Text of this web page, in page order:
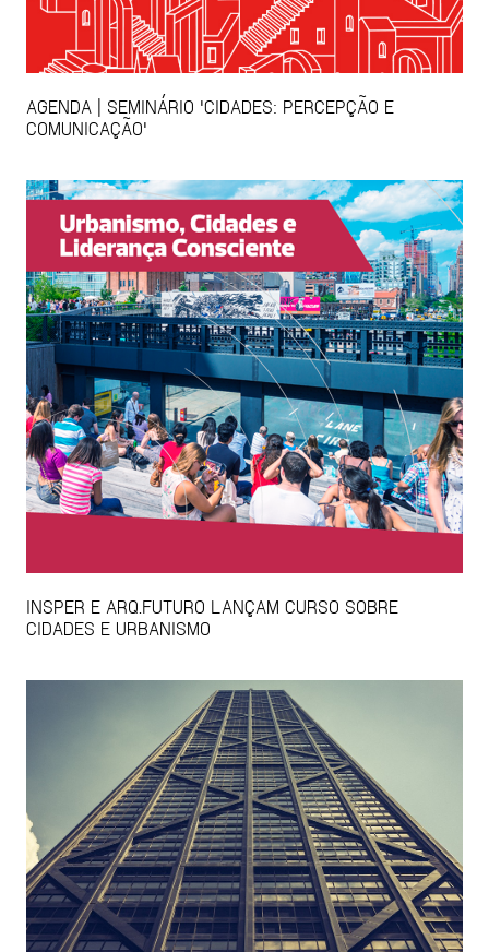
AGENDA | SEMINÁRIO 'CIDADES: PERCEPÇÃO E
COMUNICAÇÃO'
INSPER E ARQ.FUTURO LANÇAM CURSO SOBRE
CIDADES E URBANISMO